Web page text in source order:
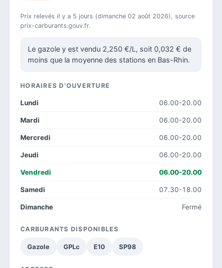
Prix relevés il y a 5 jours (dimanche 02 août 2026), source
prix-carburants.gouv.fr.
Le gazole y est vendu 2,250 €/L, soit 0,032 € de
moins que la moyenne des stations en Bas-Rhin.
HORAIRES D'OUVERTURE
Lundi 06.00-20.00
Mardi 06.00-20.00
Mercredi 06.00-20.00
Jeudi 06.00-20.00
Vendredi 06.00-20.00
Samedi 07.30-18.00
Dimanche Fermé
CARBURANTS DISPONIBLES
Gazole GPLc E10 SP98